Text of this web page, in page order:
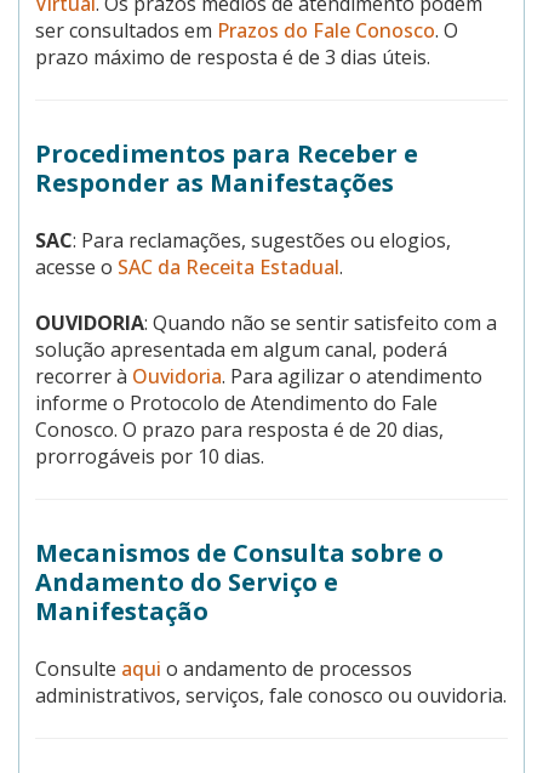
ser consultados em Prazos do Fale Conosco. O
prazo máximo de resposta é de 3 dias úteis.
Procedimentos para Receber e
Responder as Manifestações
SAC: Para reclamações, sugestões ou elogios,
acesse o SAC da Receita Estadual.
OUVIDORIA: Quando não se sentir satisfeito com a
solução apresentada em algum canal, poderá
recorrer à Ouvidoria. Para agilizar o atendimento
informe o Protocolo de Atendimento do Fale
Conosco. O prazo para resposta é de 20 dias,
prorrogáveis por 10 dias.
Mecanismos de Consulta sobre o
Andamento do Serviço e
Manifestação
Consulte aqui o andamento de processos
administrativos, serviços, fale conosco ou ouvidoria.